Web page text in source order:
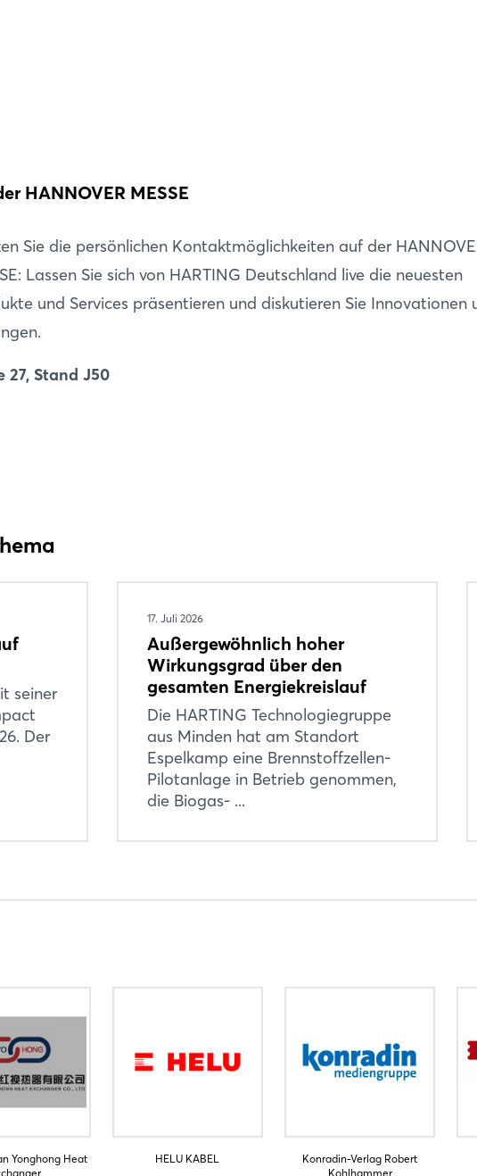
HANNOVER MESSE
Sie die persönlichen Kontaktmöglichkeiten auf der
Lassen Sie sich von HARTING Deutschland live die neuesten
und Services präsentieren und diskutieren Sie Innovationen
27, Stand J50
seiner
Der
17. Juli 2026
Außergewöhnlich hoher
Wirkungsgrad über den
gesamten Energiekreislauf
Die HARTING Technologiegruppe
aus Minden hat am Standort
Espelkamp eine Brennstoffzellen-
Pilotanlage in Betrieb genommen,
die Biogas- ...
Yonghong Heat
HELU KABEL
Konradin-Verlag Robert
Kohlhammer